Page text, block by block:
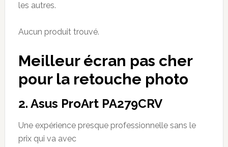
les autres.
Aucun produit trouvé.
Meilleur écran pas cher
pour la retouche photo
2. Asus ProArt PA279CRV
Une expérience presque professionnelle sans le
prix qui va avec